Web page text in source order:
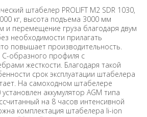
штабелер PROLIFT M2 SDR 1030,
кг, высота подъема 3000 мм
и перемещение груза благодаря двум
необходимости прилагать
повышает производительность.
образного профиля с
жесткости. Благодаря такой
срок эксплуатации штабелера
На самоходном штабелере
установлен аккумулятор AGM типа
на 8 часов интенсивной
комплектация штабелера li-ion